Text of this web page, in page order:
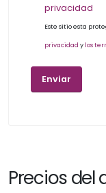
privacidad
Este sitio esta
privacidad y los
Precios del